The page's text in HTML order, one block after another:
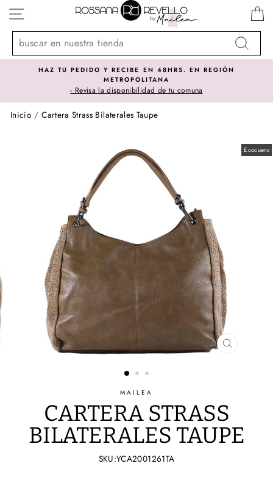
directamente
contenido
NAVEGACIÓN
Buscar
Y RECIBE EN 48HRS. EN REGIÓN
la disponibilidad de tu comuna
SOMOS
Inicio / Cartera Strass Bilaterales Taupe
Ecocuero
CERRAR
MAILEA
CARTERA STRASS
BILATERALES TAUPE
SKU:YCA2001261TA